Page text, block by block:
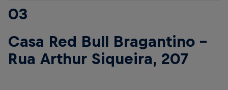
03
Casa Red Bull Bragantino –
Rua Arthur Siqueira, 207